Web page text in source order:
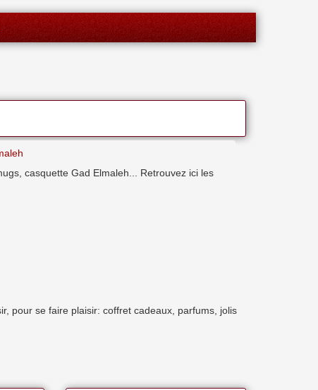
casquette Gad Elmaleh... Retrouvez ici les
pour se faire plaisir: coffret cadeaux, parfums, jolis